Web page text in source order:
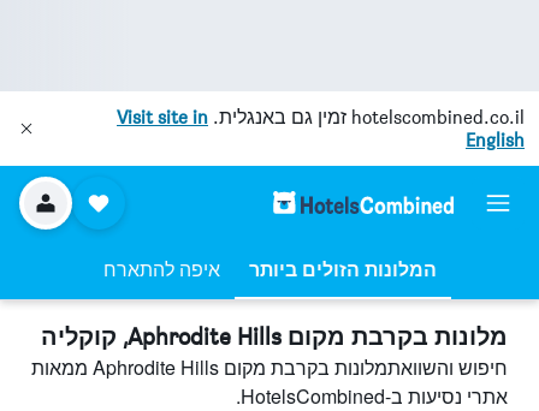
hotelscombined.co.il זמין גם באנגלית. Visit site in
English
המלונות הזולים ביותר איפה להתארח
מלונות בקרבת מקום Aphrodite Hills, קוקליה
חיפוש והשוואתמלונות בקרבת מקום Aphrodite Hills ממאות
אתרי נסיעות ב-HotelsCombined.